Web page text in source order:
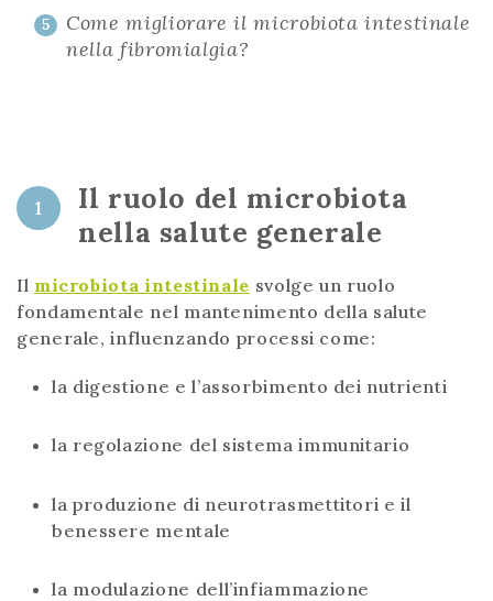
5
Come migliorare il microbiota intestinale
nella fibromialgia?
1
Il ruolo del microbiota
nella salute generale
Il microbiota intestinale svolge un ruolo
fondamentale nel mantenimento della salute
generale, influenzando processi come:
la digestione e l’assorbimento dei nutrienti
la regolazione del sistema immunitario
la produzione di neurotrasmettitori e il
benessere mentale
la modulazione dell’infiammazione